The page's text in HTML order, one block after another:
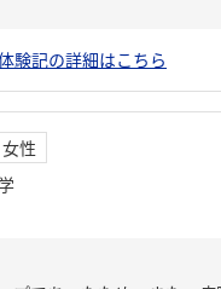
験記の詳細はこちら
女性